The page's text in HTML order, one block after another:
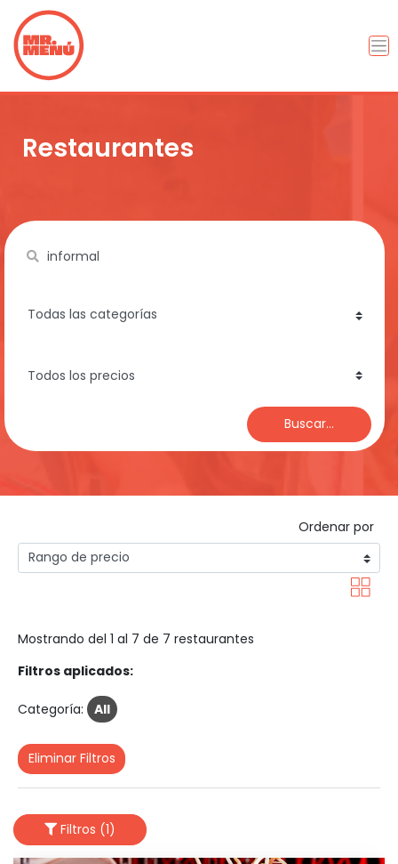
Restaurantes
Name
category
price
Buscar...
Ordenar por
Mostrando del 1 al 7 de 7 restaurantes
Filtros aplicados:
Categoría: All
Eliminar Filtros
Filtros (1)